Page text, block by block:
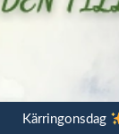
Kärringonsdag